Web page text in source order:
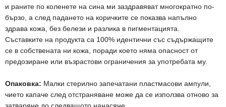
и раните по коленете на сина ми заздравяват многократно по-
бързо, а след падането на коричките се показва напълно
здрава кожа, без белези и разлика в пигментацията.
Съставките на продукта са 100% идентични със съдържащите
се в собствената ни кожа, поради което няма опасност от
предозиране или възрастови ограничения за употребата му.
Опаковка: Малки стерилно запечатани пластмасови ампули,
чието капаче след отстраняване може да се използва отново за
затваряне до следващото нанасяне.